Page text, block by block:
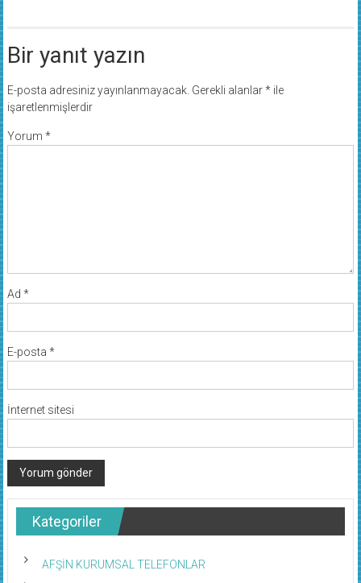
Bir yanıt yazın
E-posta adresiniz yayınlanmayacak. Gerekli alanlar*ile
işaretlenmişlerdir
Yorum *
Ad *
E-posta *
İnternet sitesi
Kategoriler
AFŞİN KURUMSAL TELEFONLAR